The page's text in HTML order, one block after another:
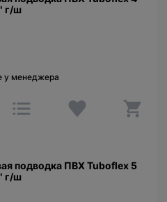
г/ш
у менеджера
подводка ПВХ Tuboflex 5
г/ш